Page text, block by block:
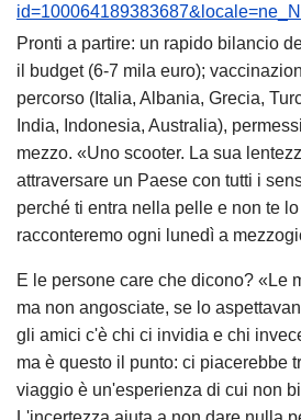
Pronti a partire: un rapido bilancio
il budget (6-7 mila euro);
percorso (Italia, Albania, Grecia,
India, Indonesia, Australia),
mezzo. «Uno scooter. La sua
attraversare un Paese con tutti i
perché ti entra nella pelle e non te
racconteremo ogni lunedì a
E le persone care che dicono? «Le
ma non angosciate, se lo
gli amici c'è chi ci invidia e chi
ma è questo il punto: ci piacerebbe
viaggio è un'esperienza di cui non